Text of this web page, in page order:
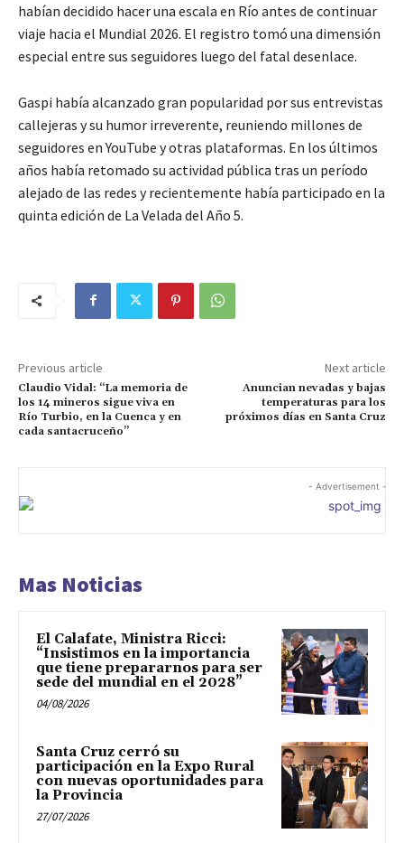
habían decidido hacer una escala en Río antes de continuar
viaje hacia el Mundial 2026. El registro tomó una dimensión
especial entre sus seguidores luego del fatal desenlace.
Gaspi había alcanzado gran popularidad por sus entrevistas
callejeras y su humor irreverente, reuniendo millones de
seguidores en YouTube y otras plataformas. En los últimos
años había retomado su actividad pública tras un período
alejado de las redes y recientemente había participado en la
quinta edición de La Velada del Año 5.
Previous article
Claudio Vidal: “La memoria de
los 14 mineros sigue viva en
Río Turbio, en la Cuenca y en
cada santacruceño”
Next article
Anuncian nevadas y bajas
temperaturas para los
próximos días en Santa Cruz
- Advertisement -
Mas Noticias
El Calafate, Ministra Ricci:
“Insistimos en la importancia
que tiene prepararnos para ser
sede del mundial en el 2028”
04/08/2026
Santa Cruz cerró su
participación en la Expo Rural
con nuevas oportunidades para
la Provincia
27/07/2026